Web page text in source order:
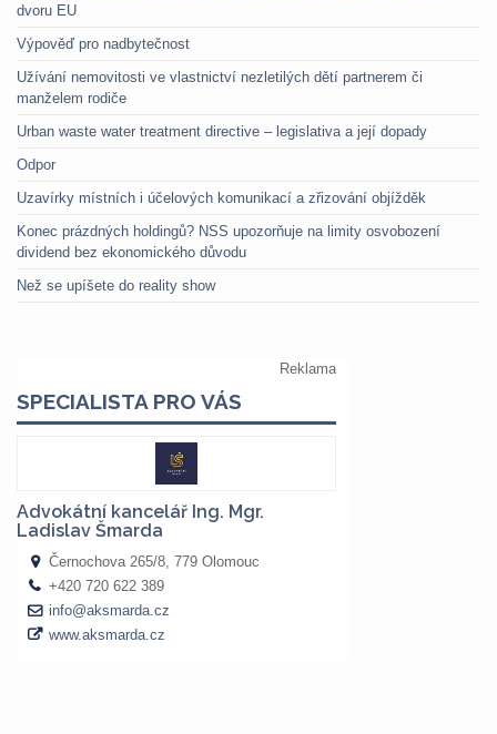
dvoru EU
Výpověď pro nadbytečnost
Užívání nemovitosti ve vlastnictví nezletilých dětí partnerem či
manželem rodiče
Urban waste water treatment directive – legislativa a její dopady
Odpor
Uzavírky místních i účelových komunikací a zřizování objížděk
Konec prázdných holdingů? NSS upozorňuje na limity osvobození
dividend bez ekonomického důvodu
Než se upíšete do reality show